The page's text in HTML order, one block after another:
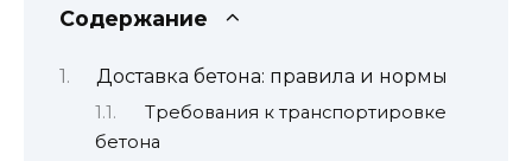
Содержание
Доставка бетона: правила и нормы
Требования к транспортировке
бетона